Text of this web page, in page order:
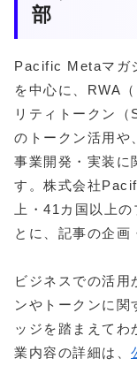
部
Pacific Metaマガ
を中心に、RWA
リティトークン
のトークン活用や
事業開発・実装に
す。株式会社
上・41カ国以上
とに、記事の企画
ビジネスでの活用
ンやトークンに関
ッジを踏まえてわ
業内容の詳細は、